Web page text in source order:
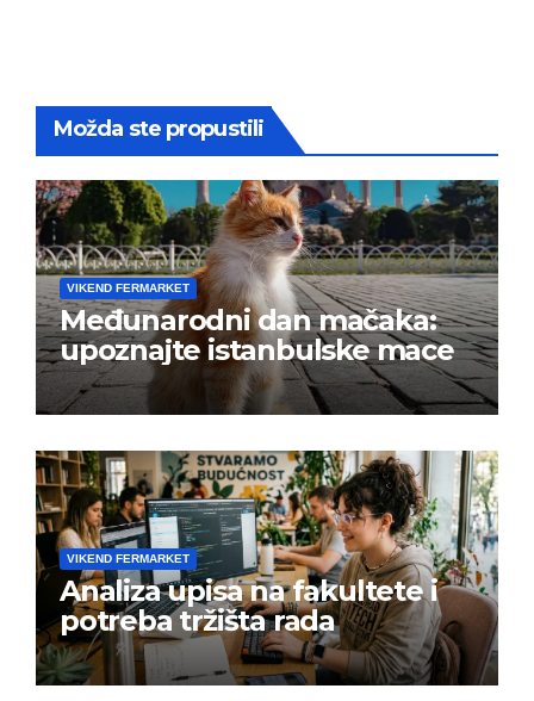
Možda ste propustili
VIKEND FERMARKET
Međunarodni dan mačaka:
upoznajte istanbulske mace
VIKEND FERMARKET
Analiza upisa na fakultete i
potreba tržišta rada